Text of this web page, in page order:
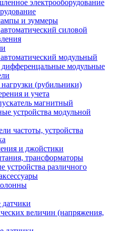
электрооборудование
и зуммеры
силовой
модульный
модульные
(рубильники)
и учета
магнитный
устройства модульной
частоты, устройства
и джойстики
трансформаторы
устройства различного
величин (напряжения,